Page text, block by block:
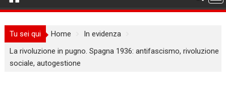
Tu sei qui Home
In evidenza
La rivoluzione in pugno. Spagna 1936: antifascismo, rivoluzione
sociale, autogestione